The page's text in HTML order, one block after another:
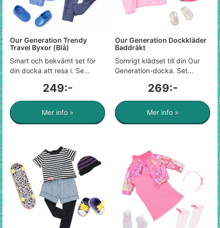
Our Generation Trendy
Travel Byxor (Blå)
Smart och bekvämt set för
din docka att resa i. Se...
249:-
Mer info »
Our Generation Dockkläder
Baddräkt
Somrigt klädset till din Our
Generation-docka. Set...
269:-
Mer info »